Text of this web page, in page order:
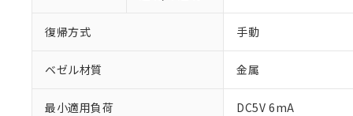
復帰方式 手動
ベゼル材質 金属
最小適用負荷 DC5V 6mA